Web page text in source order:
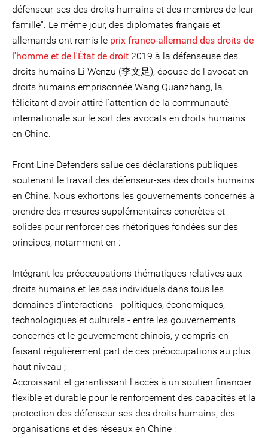
défenseur-ses des droits humains et des membres de leur
famille". Le même jour, des diplomates français et
allemands ont remis le prix franco-allemand des droits de
l'homme et de l'État de droit 2019 à la défenseuse des
droits humains Li Wenzu (李文足), épouse de l'avocat en
droits humains emprisonnée Wang Quanzhang, la
félicitant d'avoir attiré l'attention de la communauté
internationale sur le sort des avocats en droits humains
en Chine.
Front Line Defenders salue ces déclarations publiques
soutenant le travail des défenseur-ses des droits humains
en Chine. Nous exhortons les gouvernements concernés à
prendre des mesures supplémentaires concrètes et
solides pour renforcer ces rhétoriques fondées sur des
principes, notamment en :
Intégrant les préoccupations thématiques relatives aux
droits humains et les cas individuels dans tous les
domaines d'interactions - politiques, économiques,
technologiques et culturels - entre les gouvernements
concernés et le gouvernement chinois, y compris en
faisant régulièrement part de ces préoccupations au plus
haut niveau ;
Accroissant et garantissant l'accès à un soutien financier
flexible et durable pour le renforcement des capacités et la
protection des défenseur-ses des droits humains, des
organisations et des réseaux en Chine ;